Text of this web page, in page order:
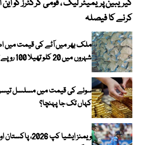
کرنے کا فیصلہ
ملک بھر میں آٹے کی قیمت میں
شہروں میں 20 کلو تھیلا 100 روپے تک مہنگا
سونے کی قیمت میں مسلسل تیسرے
کہاں تک جا پہنچا؟
ویمنز ایشیا کپ